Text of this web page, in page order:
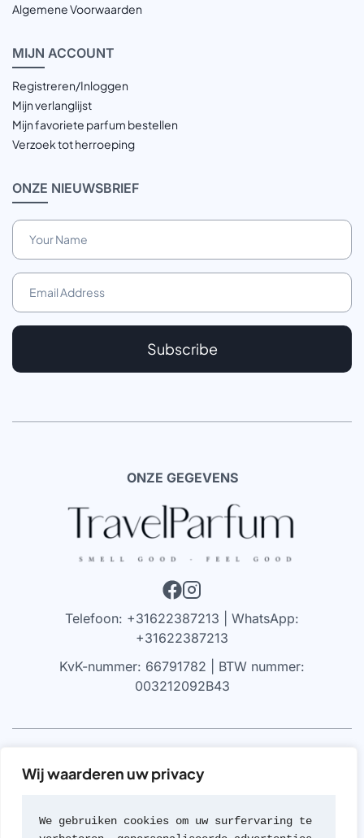
Wij waarderen uw privacy
We gebruiken cookies om uw surfervaring te
Algemene Voorwaarden
MIJN ACCOUNT
Registreren/Inloggen
Mijn verlanglijst
Mijn favoriete parfum bestellen
Verzoek tot herroeping
ONZE NIEUWSBRIEF
Subscribe
ONZE GEGEVENS
Telefoon: +31622387213 | WhatsApp:
+31622387213
KvK-nummer: 66791782 | BTW nummer:
003212092B43
VRIJWARING
gekocht bij geautoriseerde leveranciers of van de
merken zelf (met geen van beide hebben we een